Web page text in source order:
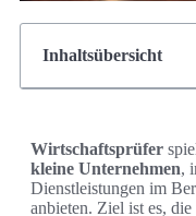
Inhaltsübersicht
Wirtschaftsprüfer
kleine Unternehmen,
Dienstleistungen im
anbieten. Ziel ist es,